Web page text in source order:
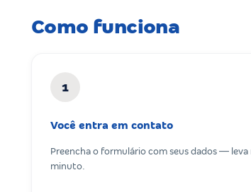
Como funciona
1
Você entra em contato
Preencha o formulário com seus dados — leva
minuto.